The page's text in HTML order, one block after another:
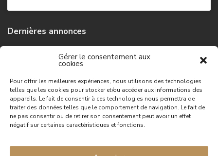
Gérer le consentement aux
cookies
Pour offrir les meilleures expériences, nous utilisons des technologies
telles que les cookies pour stocker et/ou accéder aux informations des
appareils. Le fait de consentir à ces technologies nous permettra de
traiter des données telles que le comportement de navigation. Le fait de
ne pas consentir ou de retirer son consentement peut avoir un effet
négatif sur certaines caractéristiques et fonctions.
Dernières annonces
Maison de campagne
74,500 €
Grande maison de campagne
149,100 €
96,300 €